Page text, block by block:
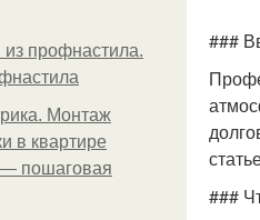
профнастила.
Монтаж
в квартире
пошаговая
###
###